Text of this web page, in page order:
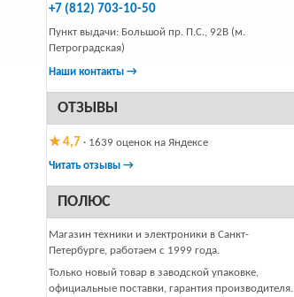
+7 (812) 703-10-50
Пункт выдачи: Большой пр. П.С., 92В (м.
Петроградская)
Наши контакты →
ОТЗЫВЫ
★ 4,7 · 1639 оценок на Яндексе
Читать отзывы →
ПОЛЮС
Магазин техники и электроники в Санкт-
Петербурге, работаем с 1999 года.
Только новый товар в заводской упаковке,
официальные поставки, гарантия производителя.